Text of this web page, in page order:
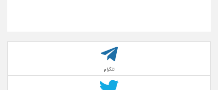
تلگرام